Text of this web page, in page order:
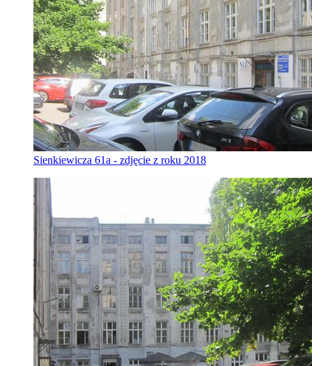
Sienkiewicza 61a - zdjęcie z roku 2018